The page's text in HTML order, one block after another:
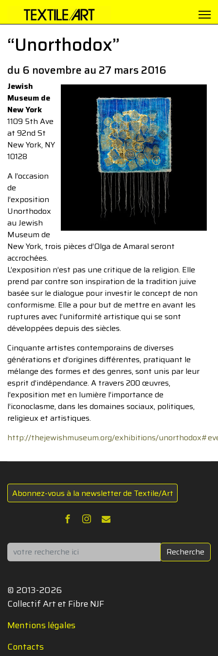
“Unorthodox”
du 6 novembre au 27 mars 2016
Jewish
Museum de
New York
1109 5th Ave
at 92nd St
New York, NY
10128
A l’occasion
de
l’exposition
Unorthodox
au Jewish
Museum de
New York, trois pièces d’Olga de Amaral seront
accrochées.
L’exposition n’est pas une critique de la religion. Elle
prend par contre son inspiration de la tradition juive
basée sur le dialogue pour investir le concept de non
conformisme. Elle a pour but de mettre en avant les
ruptures avec l’uniformité artistique qui se sont
développées depuis des siècles.
Cinquante artistes contemporains de diverses
générations et d’origines différentes, pratiquant le
mélange des formes et des genres, sont unis par leur
esprit d’indépendance. A travers 200 œuvres,
l’exposition met en lumière l’importance de
l’iconoclasme, dans les domaines sociaux, politiques,
religieux et artistiques.
http://thejewishmuseum.org/exhibitions/
Abonnez-vous à la newsletter de Textile/Art
Rechercher Recherche
© 2013-2026
Collectif Art et Fibre NJF
Mentions légales
Contacts